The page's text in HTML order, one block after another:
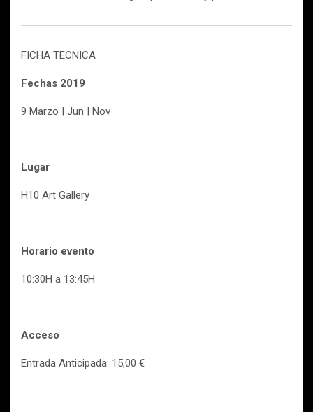
FICHA TECNICA
Fechas 2019
9 Marzo | Jun | Nov
Lugar
H10 Art Gallery
Horario evento
10:30H a 13:45H
Acceso
Entrada Anticipada: 15,00 €